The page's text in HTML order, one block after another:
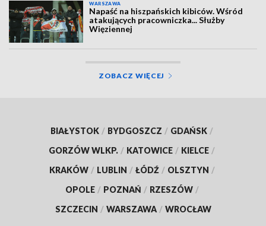
WARSZAWA
Napaść na hiszpańskich kibiców. Wśród
atakujących pracowniczka... Służby
Więziennej
ZOBACZ WIĘCEJ
BIAŁYSTOK / BYDGOSZCZ / GDAŃSK /
GORZÓW WLKP. / KATOWICE / KIELCE /
KRAKÓW / LUBLIN / ŁÓDŹ / OLSZTYN /
OPOLE / POZNAŃ / RZESZÓW /
SZCZECIN / WARSZAWA / WROCŁAW